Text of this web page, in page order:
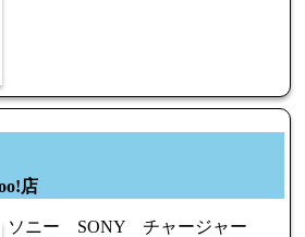
店
ソニー SONY チャージャー